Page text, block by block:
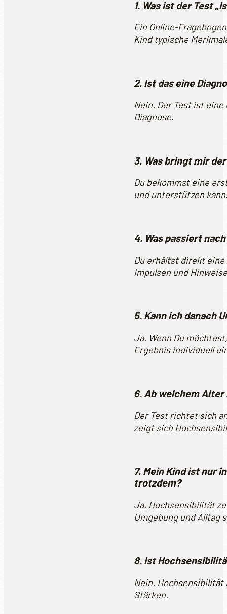
1. Was ist der Test
Ein Online-
Kind typische
2. Ist das eine
Nein. Der Test ist
Diagnose.
3. Was bringt mir
Du bekommst eine
und unterstützen
4. Was passiert
Du erhältst direkt eine
Impulsen und
5. Kann ich danach
Ja. Wenn Du
Ergebnis individuell
6. Ab welchem
Der Test richtet sich
zeigt sich
7. Mein Kind ist nur
trotzdem?
Ja. Hochsensibilität
Umgebung und Alltag
8. Ist
Nein. Hochsensibilität
Stärken.